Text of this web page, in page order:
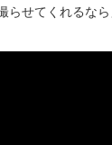
せてくれるなら